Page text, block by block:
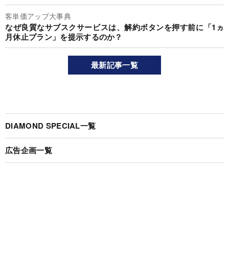
客単価アップ大事典
なぜ良質なサブスクサービスは、解約ボタンを押す前に「1ヵ
月休止プラン」を提示するのか？
最新記事一覧
DIAMOND SPECIAL一覧
広告企画一覧